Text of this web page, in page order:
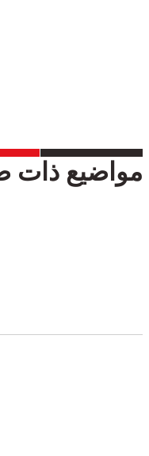
مواضيع ذات